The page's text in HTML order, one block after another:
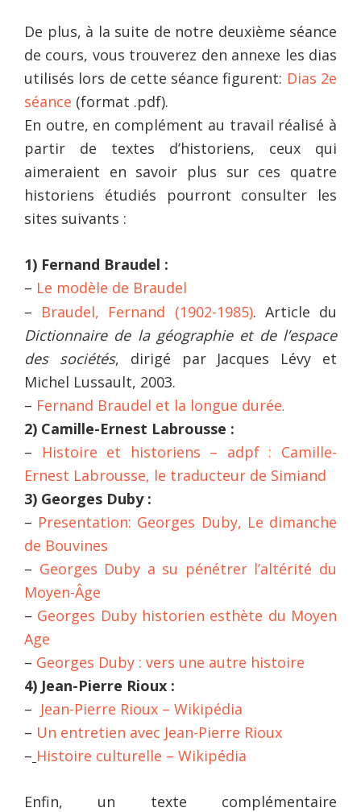
De plus, à la suite de notre deuxième séance
de cours, vous trouverez den annexe les dias
utilisés lors de cette séance figurent: Dias 2e
séance (format .pdf).
En outre, en complément au travail réalisé à
partir de textes d’historiens, ceux qui
aimeraient en savoir plus sur ces quatre
historiens étudiés pourront consulter les
sites suivants :
1) Fernand Braudel :
– Le modèle de Braudel
– Braudel, Fernand (1902-1985). Article du
Dictionnaire de la géographie et de l’espace
des sociétés, dirigé par Jacques Lévy et
Michel Lussault, 2003.
– Fernand Braudel et la longue durée.
2) Camille-Ernest Labrousse :
– Histoire et historiens – adpf : Camille-
Ernest Labrousse, le traducteur de Simiand
3) Georges Duby :
– Presentation: Georges Duby, Le dimanche
de Bouvines
– Georges Duby a su pénétrer l’altérité du
Moyen-Âge
– Georges Duby historien esthète du Moyen
Age
– Georges Duby : vers une autre histoire
4) Jean-Pierre Rioux :
– Jean-Pierre Rioux – Wikipédia
– Un entretien avec Jean-Pierre Rioux
– Histoire culturelle – Wikipédia
Enfin, un texte complémentaire